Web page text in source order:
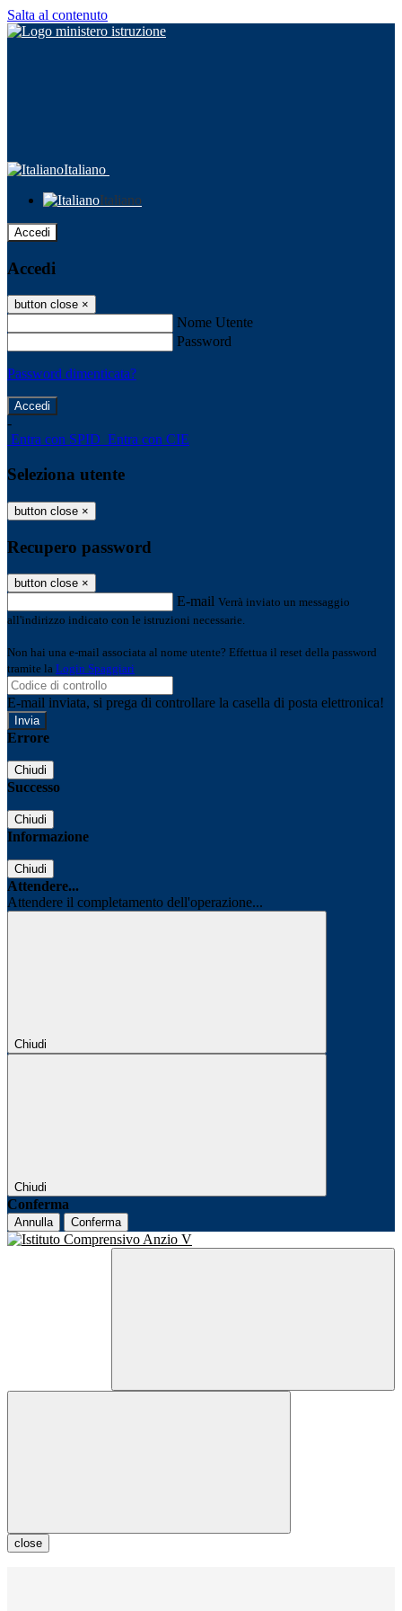
Salta al contenuto
Italiano
Italiano
Accedi
Accedi
button close ×
Nome Utente
Password
Password dimenticata?
-
Entra con SPID Entra con CIE
Seleziona utente
button close ×
Recupero password
button close ×
E-mail Verrà inviato un messaggio
all'indirizzo indicato con le istruzioni necessarie.
Non hai una e-mail associata al nome utente? Effettua il reset della password
tramite la Login Spaggiari
E-mail inviata, si prega di controllare la casella di posta elettronica!
Errore
Chiudi
Successo
Chiudi
Informazione
Chiudi
Attendere...
Attendere il completamento dell'operazione...
Chiudi
Chiudi
Conferma
Annulla Conferma
close